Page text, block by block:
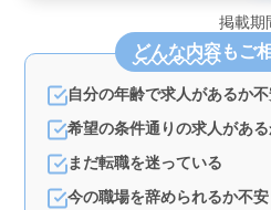
可能です。長期にわたる安定し
迎され、シニア世代が活躍
務内容とやりがい＞ 学校施設
電気設備の設計を担当します。
合わせも行い、基本から応用ま
す。ベテラン経験者の方々から
ちしています。 ＜技術や経
行管理技士以上や設備設計1級
です。また、6年以上の設備設
必須です。充実した給与と働き
掲載
どんな内容もご
自分の年齢で求人があるか
希望の条件通りの求人があ
まだ転職を迷っている
今の職場を辞められるか不安